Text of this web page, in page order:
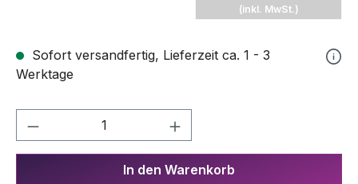
(inkl. MwSt.)
Sofort versandfertig, Lieferzeit ca. 1 - 3
Werktage
Produkt Anzahl: Gib den
In den Warenkorb